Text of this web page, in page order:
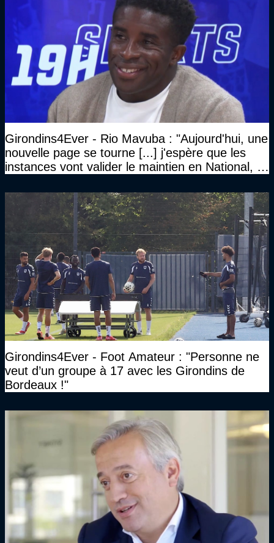
Girondins4Ever - Rio Mavuba : "Aujourd'hui, une
nouvelle page se tourne [...] j'espère que les
instances vont valider le maintien en National, et
haut niveau"
Girondins4Ever - Foot Amateur : "Personne ne
veut d’un groupe à 17 avec les Girondins de
Bordeaux !"